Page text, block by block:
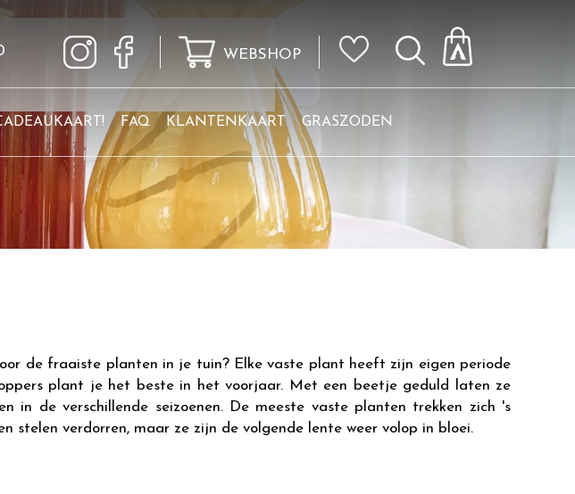
WEBSHOP
FAQ KLANTENKAART GRASZODEN
de fraaiste planten in je tuin? Elke vaste plant heeft zijn eigen periode
plant je het beste in het voorjaar. Met een beetje geduld laten ze
in de verschillende seizoenen. De meeste vaste planten trekken zich 's
stelen verdorren, maar ze zijn de volgende lente weer volop in bloei.